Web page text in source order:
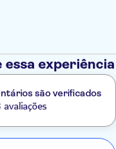
essa experiência
são verificados
avaliações